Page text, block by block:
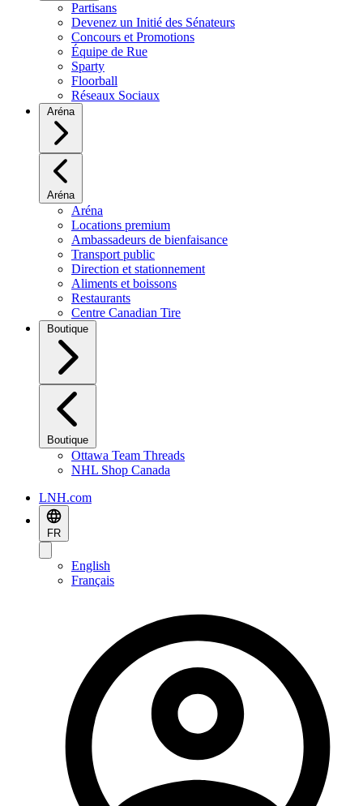
Partisans
Devenez un Initié des Sénateurs
Concours et Promotions
Équipe de Rue
Sparty
Floorball
Réseaux Sociaux
Aréna
Aréna
Aréna
Locations premium
Ambassadeurs de bienfaisance
Transport public
Direction et stationnement
Aliments et boissons
Restaurants
Centre Canadian Tire
Boutique
Boutique
Ottawa Team Threads
NHL Shop Canada
LNH.com
FR
English
Français